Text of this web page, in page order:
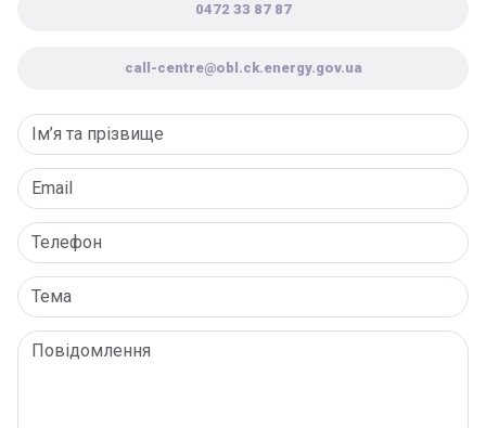
0472 33 87 87
call-centre@obl.ck.energy.gov.ua